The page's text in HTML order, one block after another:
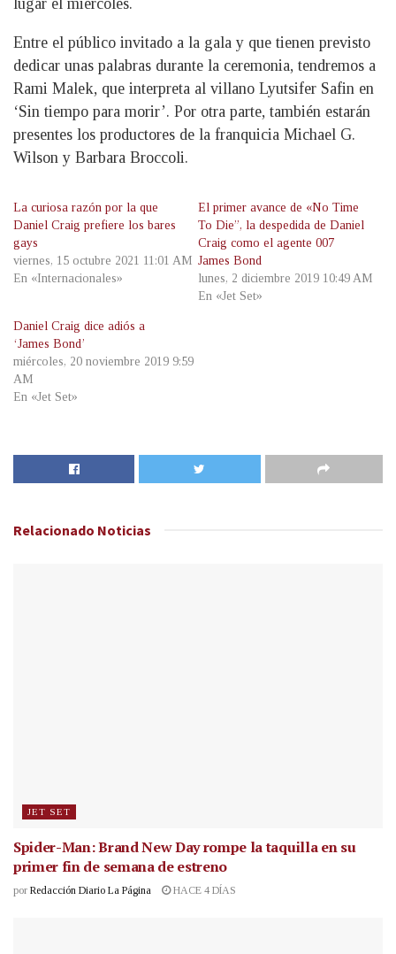
lugar el miércoles.
Entre el público invitado a la gala y que tienen previsto
dedicar unas palabras durante la ceremonia, tendremos a
Rami Malek, que interpreta al villano Lyutsifer Safin en
‘Sin tiempo para morir’. Por otra parte, también estarán
presentes los productores de la franquicia Michael G.
Wilson y Barbara Broccoli.
La curiosa razón por la que
Daniel Craig prefiere los bares
gays
viernes, 15 octubre 2021 11:01 AM
En «Internacionales»
El primer avance de «No Time
To Die”, la despedida de Daniel
Craig como el agente 007
James Bond
lunes, 2 diciembre 2019 10:49 AM
En «Jet Set»
Daniel Craig dice adiós a
‘James Bond’
miércoles, 20 noviembre 2019 9:59
AM
En «Jet Set»
Relacionado Noticias
JET SET
Spider-Man: Brand New Day rompe la taquilla en su
primer fin de semana de estreno
por Redacción Diario La Página HACE 4 DÍAS